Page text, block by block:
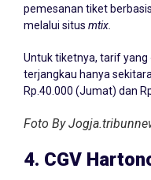
pemesanan tiket berbasis
melalui situs mtix.
Untuk tiketnya, tarif
terjangkau hanya
Rp.40.000 (Jumat) dan
Foto By
4. CGV